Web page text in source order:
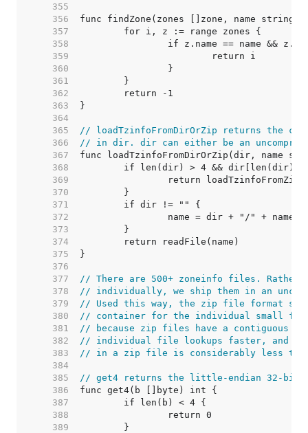
   355
   356
   357
   358
   359
   360
   361
   362
   363
   364
   365
// loadTzinfoFromDirOrZip returns the
   366
// in dir. dir can either be an
   367
   368
   369
   370
   371
   372
   373
   374
   375
   376
   377
// There are 500+ zoneinfo files.
   378
// individually, we ship them in an
   379
// Used this way, the zip file format
   380
// container for the individual small
   381
// because zip files have a contiguous
   382
// individual file lookups faster, and
   383
// in a zip file is considerably less
   384
   385
// get4 returns the little-endian 32-bit
   386
   387
   388
   389